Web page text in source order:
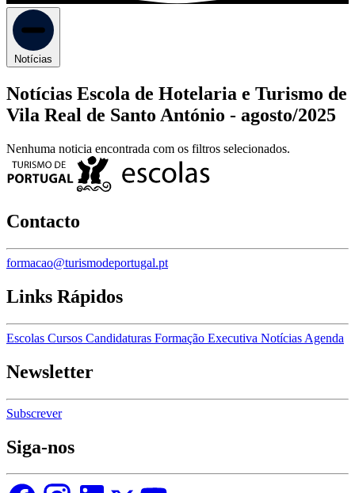
Notícias
Notícias Escola de Hotelaria e Turismo de
Vila Real de Santo António - agosto/2025
Nenhuma noticia encontrada com os filtros selecionados.
Contacto
formacao@turismodeportugal.pt
Links Rápidos
Escolas Cursos Candidaturas Formação Executiva Notícias Agenda
Newsletter
Subscrever
Siga-nos